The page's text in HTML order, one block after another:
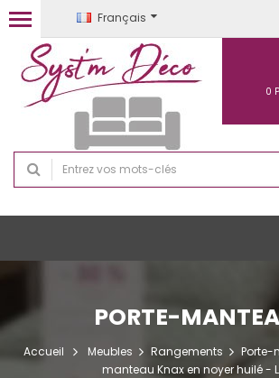
Français
0
PORTE-
Accueil Meubles Rangements Porte-
manteau Knax en noyer huilé -